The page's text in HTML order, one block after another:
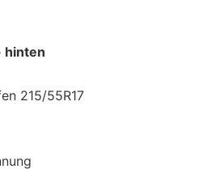
hinten
215/55R17